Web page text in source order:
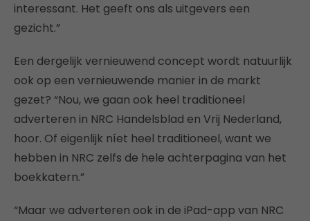
interessant. Het geeft ons als uitgevers een
gezicht.”
Een dergelijk vernieuwend concept wordt natuurlijk
ook op een vernieuwende manier in de markt
gezet? “Nou, we gaan ook heel traditioneel
adverteren in NRC Handelsblad en Vrij Nederland,
hoor. Of eigenlijk níet heel traditioneel, want we
hebben in NRC zelfs de hele achterpagina van het
boekkatern.”
“Maar we adverteren ook in de iPad-app van NRC